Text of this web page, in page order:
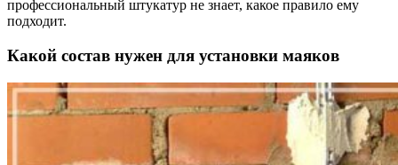
профессиональный штукатур не знает, какое правило ему
подходит.
Какой состав нужен для установки маяков